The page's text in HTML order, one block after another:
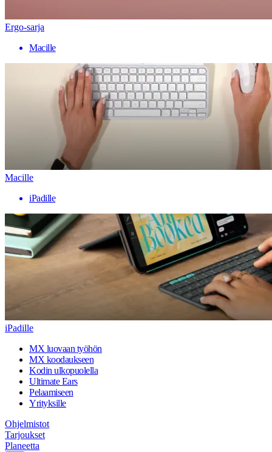
Ergo-sarja
Macille
Macille
iPadille
iPadille
MX luovaan työhön
MX koodaukseen
Kodin ulkopuolella
Ultimate Ears
Pelaamiseen
Yrityksille
Ohjelmistot
Tarjoukset
Planeetta